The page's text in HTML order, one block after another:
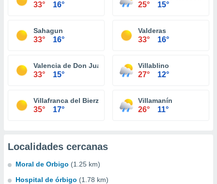
33° 16° 25° 15°
Sahagun
33° 16°
Valderas
33° 16°
Valencia de Don Juan
33° 15°
Villablino
27° 12°
Villafranca del Bierzo
35° 17°
Villamanín
26° 11°
Localidades cercanas
Moral de Orbigo (1.25 km)
Hospital de órbigo (1.78 km)